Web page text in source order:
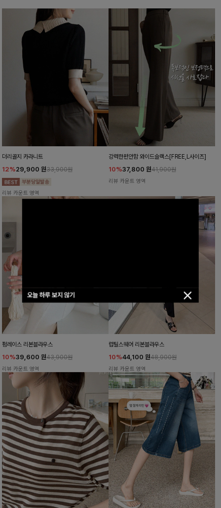
오늘 하루 보지 않기
더리골지 카라니트
12%29,900 원33,900원
리뷰 카운트 영역
강력한편안함 와이드슬랙스[FREE,L사이즈]
10%37,800 원41,900원
리뷰 카운트 영역
펌레이스 리본블라우스
10%39,600 원43,900원
리뷰 카운트 영역
럽틸스퀘어 리본블라우스
10%44,100 원48,900원
리뷰 카운트 영역